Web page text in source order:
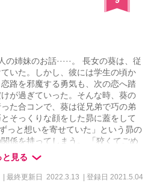
。ベリーズでは全文公開済みです
作品となりますので、ヒーローの
気になる～とベリーズを読んでも
姉妹のお話·····。 長女の葵は、従
いた。しかし、彼には学生の頃か
路を邪魔する勇気も、次の恋へ踏
が過ぎていった。そんな時、葵の
た合コンで、葵は従兄弟で巧の弟
そっくりな顔をした昴に蓋をして
っと想いを寄せていた」という昴の
係を持ってしまう。 「狡くてごめ
ら葵ちゃんを俺のものにしたいん
の蒼太に告白され戸惑う。無表情
いるのかが分からず幼い頃から苦
と見る
| 最終更新日 2022.3.13 | 登録日 2021.5.04